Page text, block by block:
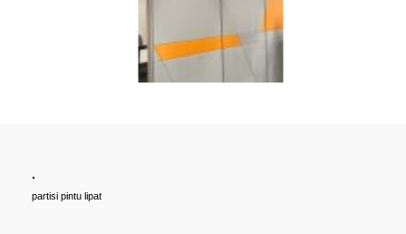
HOTEL, Ruang Meeting Dll, JAKARTA, BANDUNG, BEKASI,
.
partisi pintu lipat